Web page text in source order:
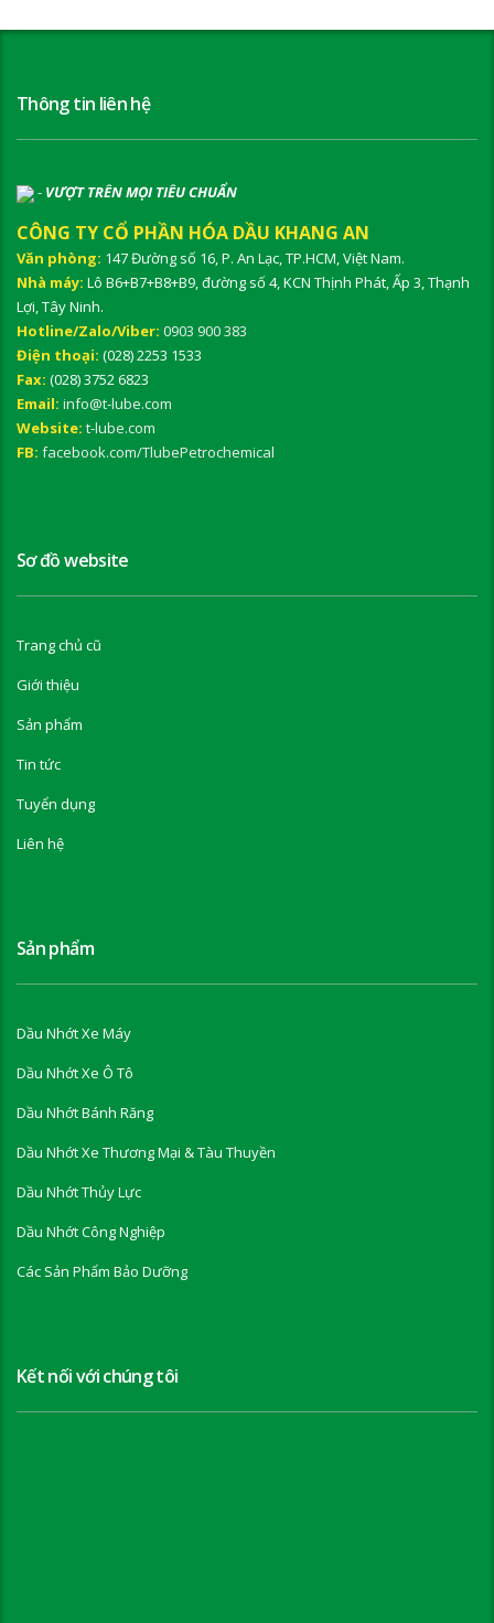
Thông tin liên hệ
- VƯỢT TRÊN MỌI TIÊU CHUẨN
CÔNG TY CỔ PHẦN HÓA DẦU KHANG AN
Văn phòng: 147 Đường số 16, P. An Lạc, TP.HCM, Việt Nam.
Nhà máy: Lô B6+B7+B8+B9, đường số 4, KCN Thịnh Phát, Ấp 3, Thạnh
Lợi, Tây Ninh.
Hotline/Zalo/Viber: 0903 900 383
Điện thoại: (028) 2253 1533
Fax: (028) 3752 6823
Email: info@t-lube.com
Website: t-lube.com
FB: facebook.com/TlubePetrochemical
Sơ đồ website
Trang chủ cũ
Giới thiệu
Sản phẩm
Tin tức
Tuyển dụng
Liên hệ
Sản phẩm
Dầu Nhớt Xe Máy
Dầu Nhớt Xe Ô Tô
Dầu Nhớt Bánh Răng
Dầu Nhớt Xe Thương Mại & Tàu Thuyền
Dầu Nhớt Thủy Lực
Dầu Nhớt Công Nghiệp
Các Sản Phẩm Bảo Dưỡng
Kết nối với chúng tôi